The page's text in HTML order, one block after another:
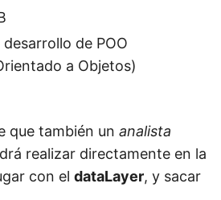
de POO
a Objetos)
que también un analista
realizar directamente en la
con el dataLayer, y sacar